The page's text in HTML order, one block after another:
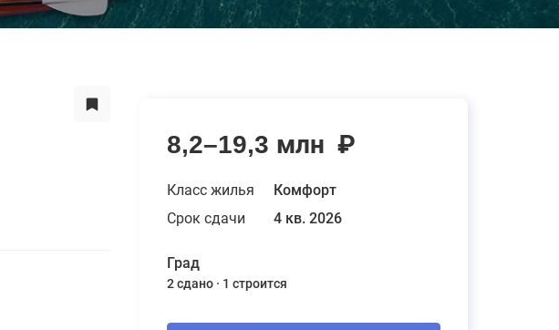
8,2–19,3 млн ₽
Класс жилья
Комфорт
Срок сдачи
4 кв. 2026
Град
2 сдано 1 строится